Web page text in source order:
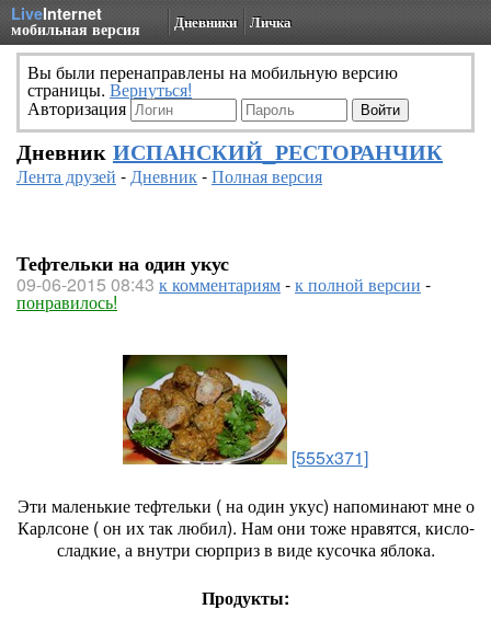
LiveInternet
мобильная версия Дневники Личка
Вы были перенаправлены на мобильную версию
страницы. Вернуться!
Авторизация
Дневник ИСПАНСКИЙ_РЕСТОРАНЧИК
Лента друзей -Дневник-Полная версия
Тефтельки на один укус
09-06-2015 08:43 к комментариям-к полной версии -
понравилось!
[555x371]
Эти маленькие тефтельки ( на один укус) напоминают мне о
Карлсоне ( он их так любил). Нам они тоже нравятся, кисло-
сладкие, а внутри сюрприз в виде кусочка яблока.
Продукты: